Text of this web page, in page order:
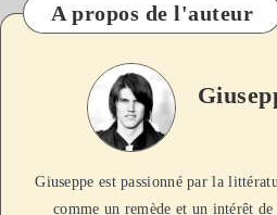
A propos de l'auteur
Giuseppe est passionné par la
comme un remède et un intérêt